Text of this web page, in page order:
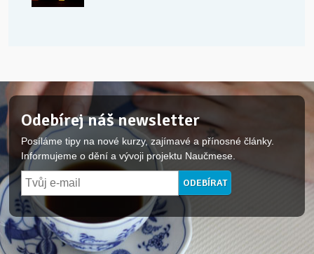
Odebírej náš newsletter
Posíláme tipy na nové kurzy, zajímavé a přínosné články.
Informujeme o dění a vývoji projektu Naučmese.